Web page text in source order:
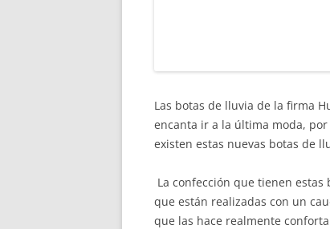
Las botas de lluvia de la firma
encanta ir a la última moda,
existen estas nuevas botas de
La confección que tienen estas
que están realizadas con un
que las hace realmente